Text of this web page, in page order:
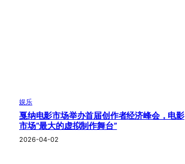
娱乐
戛纳电影市场举办首届创作者经济峰会，电影
市场“最大的虚拟制作舞台”
2026-04-02